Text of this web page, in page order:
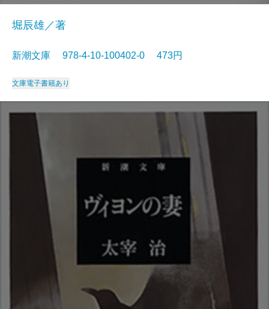
堀辰雄／著
新潮文庫 978-4-10-100402-0 473円
文庫電子書籍あり